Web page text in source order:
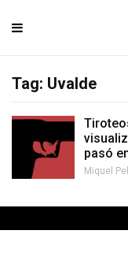
Tag: Uvalde
pasó
Miquel